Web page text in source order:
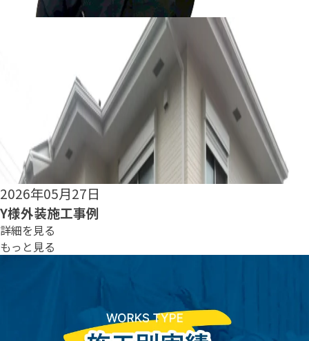
2026年05月25日
S様外装施工事例
詳細を見る
もっと見る